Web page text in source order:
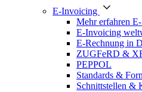
E-Invoicing
Mehr erfahren
E-Invoicing
E-Rechnung in
ZUGFeRD &
PEPPOL
Standards &
Schnittstellen &